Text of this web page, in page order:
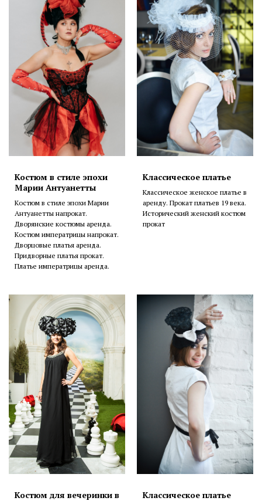
Костюм в стиле эпохи
Марии Антуанетты
Костюм в стиле эпохи Марии
Антуанетты напрокат.
Дворянские костюмы аренда.
Костюм императрицы напрокат.
Дворцовые платья аренда.
Придворные платья прокат.
Платье императрицы аренда.
Классическое платье
Классическое женское платье в
аренду. Прокат платьев 19 века.
Исторический женский костюм
прокат
Костюм для вечеринки в
Классическое платье